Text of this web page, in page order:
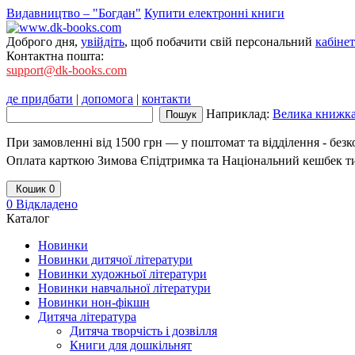
Видавництво – "Богдан" Купити електронні книги
Доброго дня, увійдіть, щоб побачити свій персональний кабінет
Контактна пошта:
support@dk-books.com
де придбати | допомога | контакти
Наприклад: Велика
При замовленні від 1500 грн — у поштомат та відділення -
Оплата карткою Зимова Єпідтримка та Національний кешбек
Кошик 0
0 Відкладено
Каталог
Новинки
Новинки дитячої літератури
Новинки художньої літератури
Новинки навчальної літератури
Новинки нон-фікшн
Дитяча література
Дитяча творчість і дозвілля
Книги для дошкільнят